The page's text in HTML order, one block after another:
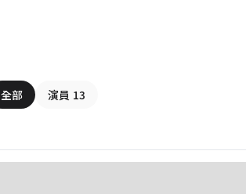
全部 演員 13